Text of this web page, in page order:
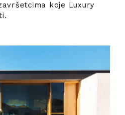
koje Luxury